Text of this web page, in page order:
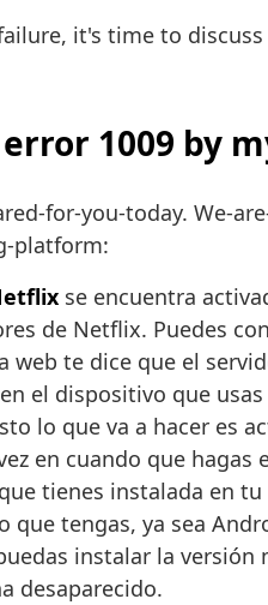
it's time to
1009 by
for-you-today. We-
platform:
se encuentra
de Netflix. Puedes
web te dice que el
en el dispositivo que
lo que va a hacer es
en cuando que
que tienes instalada en
que tengas, ya sea
instalar la
desaparecido.